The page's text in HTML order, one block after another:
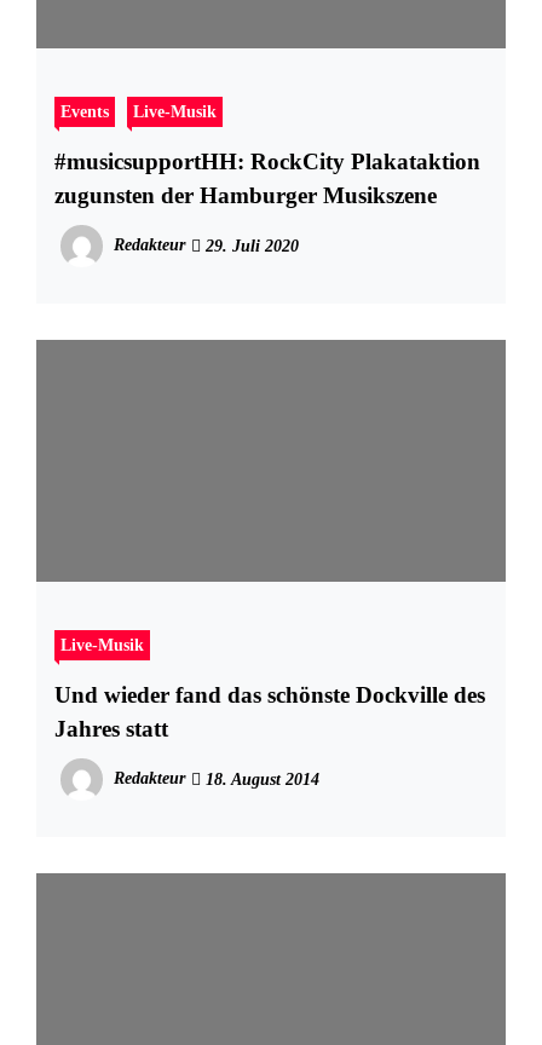
Events Live-Musik
#musicsupportHH: RockCity Plakataktion
zugunsten der Hamburger Musikszene
Redakteur 29. Juli 2020
Live-Musik
Und wieder fand das schönste Dockville des
Jahres statt
Redakteur 18. August 2014